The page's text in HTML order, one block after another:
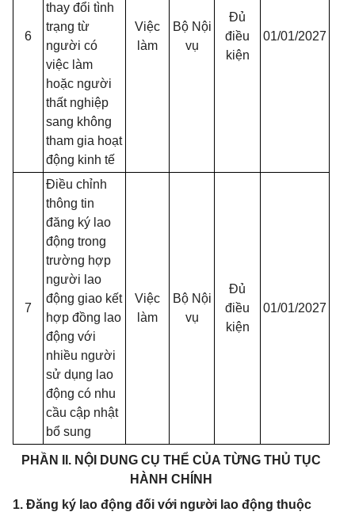
6
thay đổi tình
trạng từ
người có
việc làm
hoặc người
thất nghiệp
sang không
tham gia hoạt
động kinh tế
Việc
làm
Bộ Nội
vụ
Đủ
điều
kiện
01/01/2027
7
Điều chỉnh
thông tin
đăng ký lao
động trong
trường hợp
người lao
động giao kết
hợp đồng lao
động với
nhiều người
sử dụng lao
động có nhu
cầu cập nhật
bổ sung
Việc
làm
Bộ Nội
vụ
Đủ
điều
kiện
01/01/2027
PHẦN II. NỘI DUNG CỤ THỂ CỦA TỪNG THỦ TỤC
HÀNH CHÍNH
1. Đăng ký lao động đối với người lao động thuộc